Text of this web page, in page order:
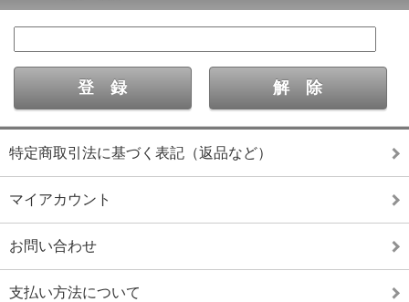
特定商取引法に基づく表記（返品など）
マイアカウント
お問い合わせ
支払い方法について